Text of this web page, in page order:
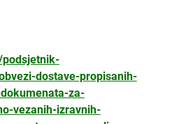
dostave-propisanih-
za-
vezanih-izravnih-